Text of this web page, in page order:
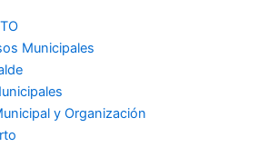
Municipales
y Organización